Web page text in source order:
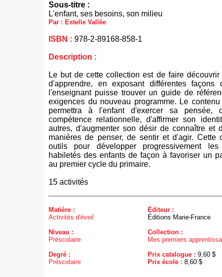
Sous-titre :
L'enfant, ses besoins, son milieu
Par : Estelle Vallée
ISBN : 978-2-89168-858-1
Description :
Le but de cette collection est de faire
d'apprendre, en exposant différentes
l'enseignant puisse trouver un guide de
exigences du nouveau programme. Le
permettra à l'enfant d'exercer sa pensée,
compétence relationnelle, d'affirmer son
autres, d'augmenter son désir de connaître et
manières de penser, de sentir et d'agir. Cette
outils pour développer progressivement
habiletés des enfants de façon à favoriser un
au premier cycle du primaire.
15 activités
Matière :
Activités d'éveil
Niveau :
Préscolaire
Degré :
Préscolaire
Éditeur :
Éditions Marie-France
Collection :
Mes premiers
Prix catalogue : 9,60 $
Prix école : 8,60 $